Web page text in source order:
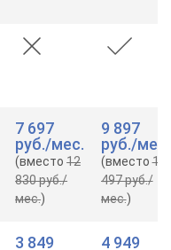
7 697
руб./мес.
(вместо12
830 руб./
мес.)
9 897
руб./мес.
(вместо16
497 руб./
мес.)
3 849
4 949